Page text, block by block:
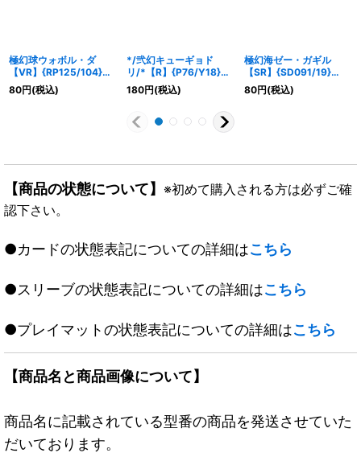
極幻球ウォボル・ダ
【VR】{RP125/104}
《水》
80円(税込)
*/弐幻キューギョド
リ/*【R】{P76/Y18}
《水》
180円(税込)
極幻海ゼー・ガギル
【SR】{SD091/19}
《水》
80円(税込)
【商品の状態について】 ※初めて購入される方は必ずご確
認下さい。
●カードの状態表記についての詳細はこちら
●スリーブの状態表記についての詳細はこちら
●プレイマットの状態表記についての詳細はこちら
【商品名と商品画像について】
商品名に記載されている型番の商品を発送させていた
だいております。